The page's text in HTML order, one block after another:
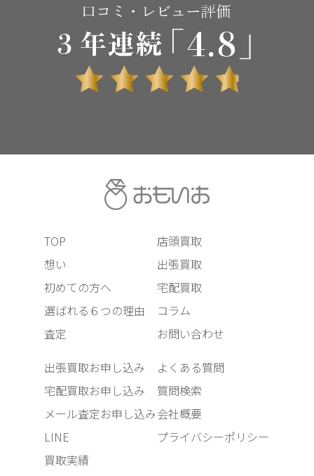
TOP
想い
初めての方へ
選ばれる６つの理由
査定
店頭買取
出張買取
宅配買取
コラム
お問い合わせ
出張買取お申し込み
宅配買取お申し込み
メール査定お申し込み
LINE
買取実績
よくある質問
質問検索
会社概要
プライバシーポリシー